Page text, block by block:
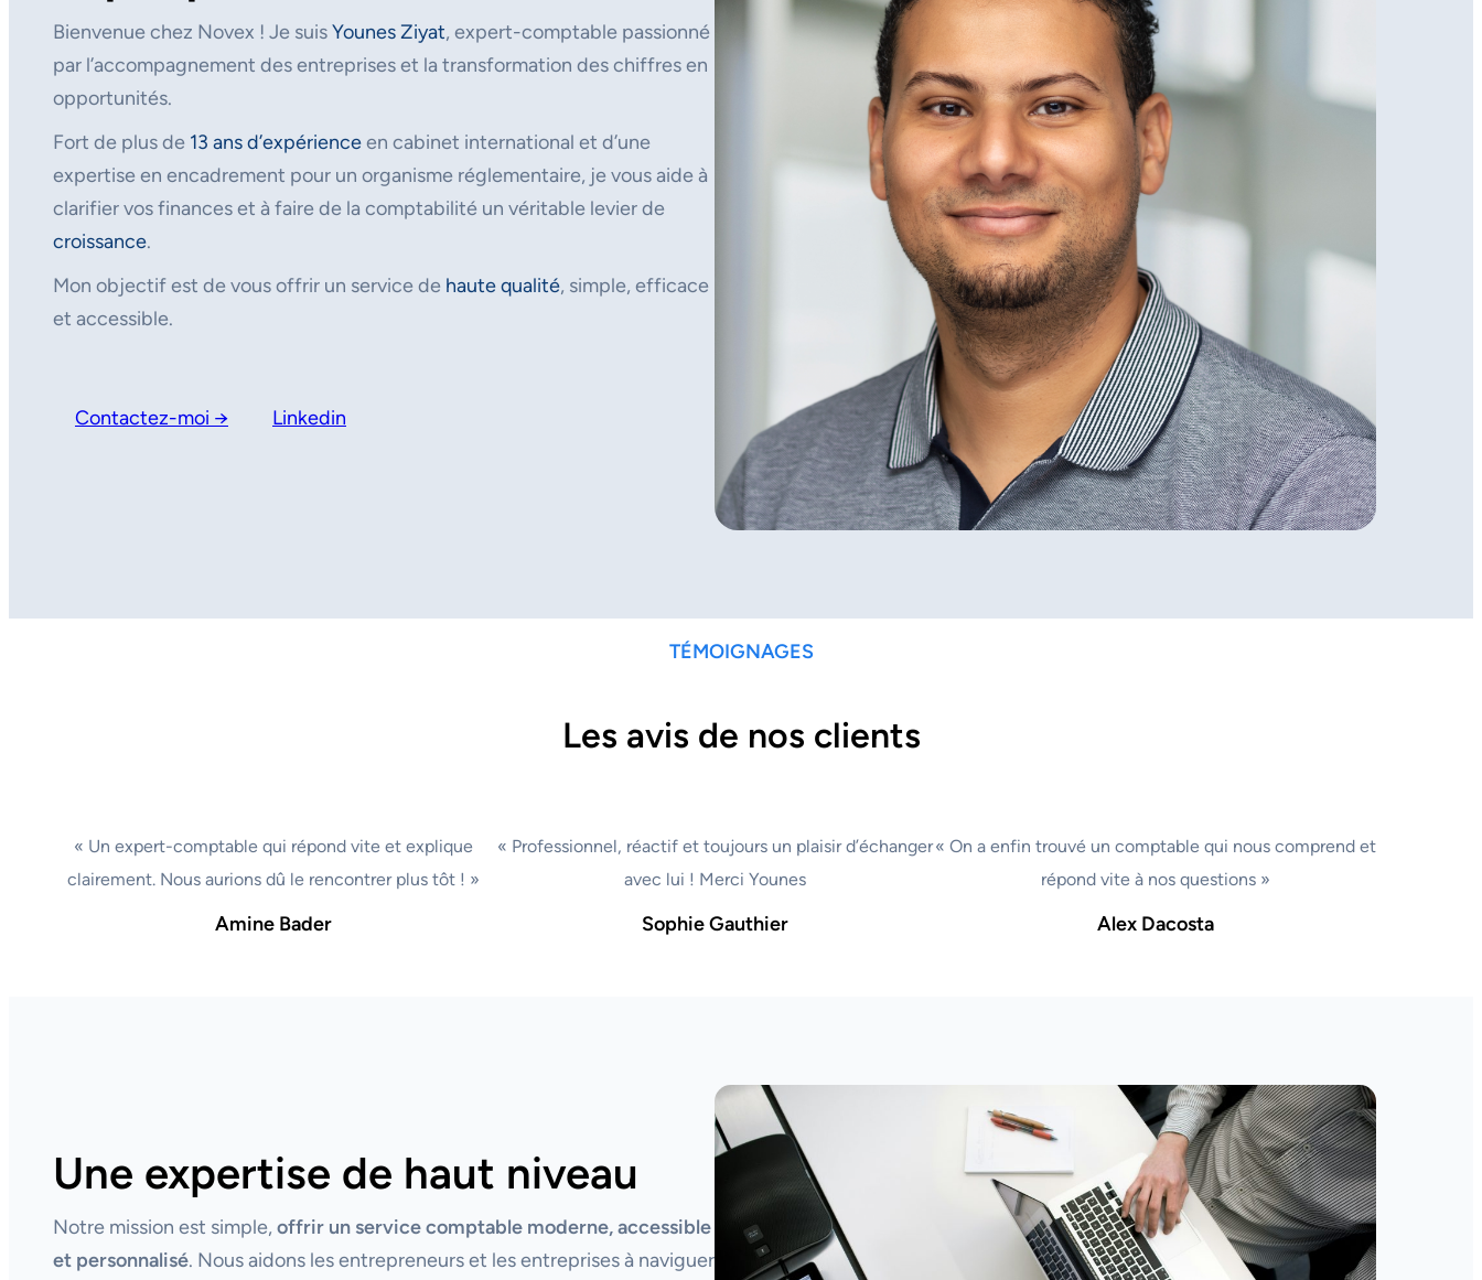
Bienvenue chez Novex ! Je suisYounes Ziyat, expert-comptable passionné
par l’accompagnement des entreprises et la transformation des chiffres en
opportunités.
Fort de plus de 13 ans d’expérienceen cabinet international et d’une
expertise en encadrement pour un organisme réglementaire, je vous aide à
clarifier vos finances et à faire de la comptabilité un véritable levier de
croissance.
Mon objectif est de vous offrir un service de haute qualité, simple, efficace
et accessible.
Contactez-moi → Linkedin
TÉMOIGNAGES
Les avis de nos clients
« Un expert-comptable qui répond vite et explique
clairement. Nous aurions dû le rencontrer plus tôt ! »
Amine Bader
« Professionnel, réactif et toujours un plaisir d’échanger
avec lui ! Merci Younes
Sophie Gauthier
« On a enfin trouvé un comptable qui nous comprend et
répond vite à nos questions »
Alex Dacosta
Une expertise de haut niveau
Notre mission est simple,offrir un service comptable moderne, accessible
et personnalisé. Nous aidons les entrepreneurs et les entreprises à naviguer